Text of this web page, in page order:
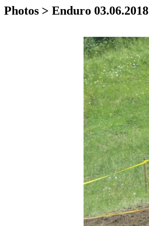
Photos > Enduro 03.06.2018